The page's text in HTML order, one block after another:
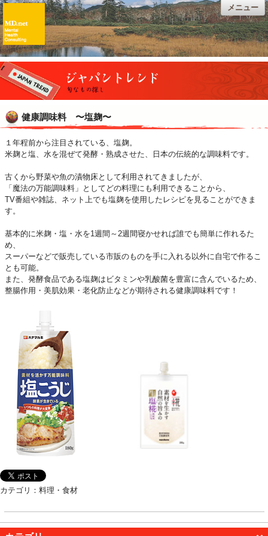
メニュー
健康調味料 〜塩麹〜
１年程前から注目されている、塩麹。
米麹と塩、水を混ぜて発酵・熟成させた、日本の伝統的な調味料です。
古くから野菜や魚の漬物床として利用されてきましたが、
「魔法の万能調味料」としてどの料理にも利用できることから、
TV番組や雑誌、ネット上でも塩麹を使用したレシピを見ることができま
す。
基本的に米麹・塩・水を1週間～2週間寝かせれば誰でも簡単に作れるた
め、
スーパーなどで販売している市販のものを手に入れる以外に自宅で作るこ
とも可能。
また、発酵食品である塩麹はビタミンや乳酸菌を豊富に含んでいるため、
整腸作用・美肌効果・老化防止などが期待される健康調味料です！
カテゴリ：料理・食材